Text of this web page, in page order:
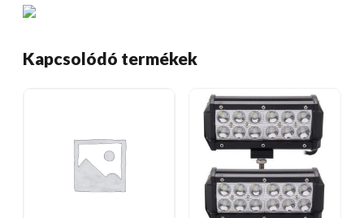
Kapcsolódó termékek